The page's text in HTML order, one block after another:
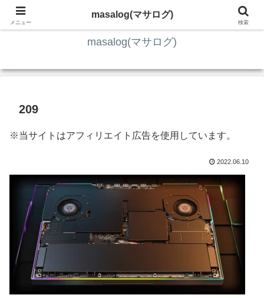
ITの知識4割・ガジェット4割・その他2割 の趣味ブログ
masalog(マサログ)
209
※当サイトはアフィリエイト広告を使用しています。
2022.06.10
メニュー
masalog(マサログ)
検索